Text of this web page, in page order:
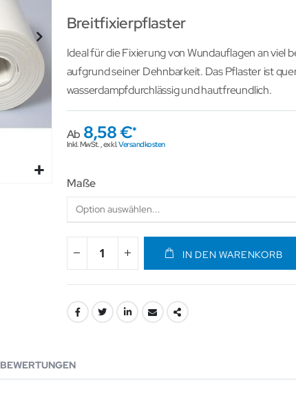
Breitfixierpflaster
Ideal für die Fixierung von Wundauflagen an viel
aufgrund seiner Dehnbarkeit. Das Pflaster ist
wasserdampfdurchlässig und hautfreundlich.
Ab 8,58 €
Inkl. MwSt.,exkl.Versandkosten
Maße
IN DEN WARENKORB
BEWERTUNGEN